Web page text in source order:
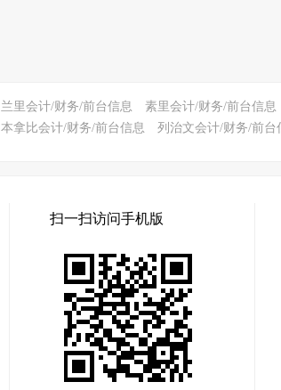
兰里会计/财务/前台信息 素里会计/财务/前台信息
本拿比会计/财务/前台信息
列治文会计/财务/前台
扫一扫访问手机版